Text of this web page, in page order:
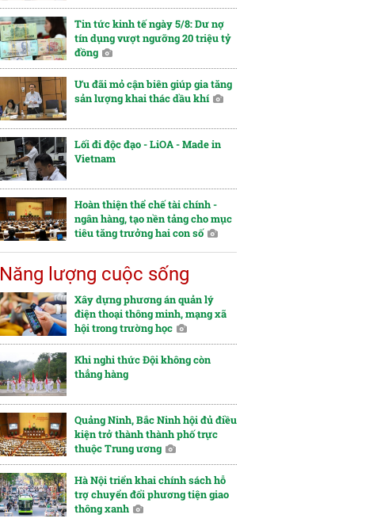
Tin tức kinh tế ngày 5/8: Dư nợ
tín dụng vượt ngưỡng 20 triệu tỷ
đồng
Ưu đãi mỏ cận biên giúp gia tăng
sản lượng khai thác dầu khí
Lối đi độc đạo - LiOA - Made in
Vietnam
Hoàn thiện thể chế tài chính -
ngân hàng, tạo nền tảng cho mục
tiêu tăng trưởng hai con số
Năng lượng cuộc sống
Xây dựng phương án quản lý
điện thoại thông minh, mạng xã
hội trong trường học
Khi nghi thức Đội không còn
thẳng hàng
Quảng Ninh, Bắc Ninh hội đủ điều
kiện trở thành thành phố trực
thuộc Trung ương
Hà Nội triển khai chính sách hỗ
trợ chuyển đổi phương tiện giao
thông xanh